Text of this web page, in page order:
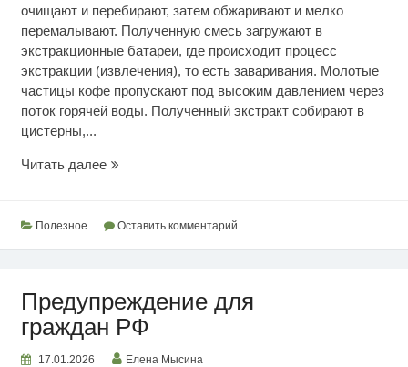
очищают и перебирают, затем обжаривают и мелко
перемалывают. Полученную смесь загружают в
экстракционные батареи, где происходит процесс
экстракции (извлечения), то есть заваривания. Молотые
частицы кофе пропускают под высоким давлением через
поток горячей воды. Полученный экстракт собирают в
цистерны,...
Читать далееЛюбителям
Полезное Оставить комментарий
Предупреждение для
граждан РФ
17.01.2026 Елена Мысина